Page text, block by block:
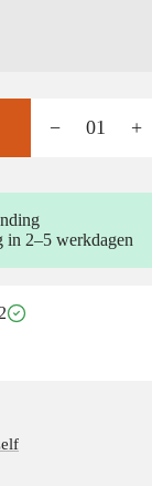
− 01 +
in 2–5 werkdagen